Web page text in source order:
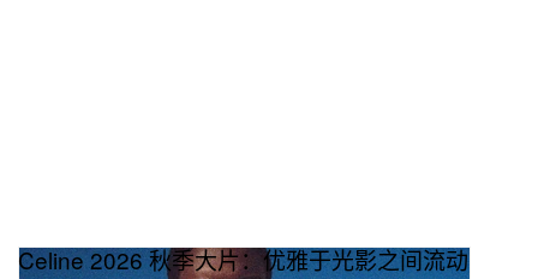
Celine 2026 秋季大片：优雅于光影之间流动